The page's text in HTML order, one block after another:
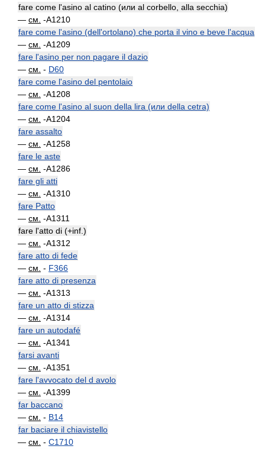
fare come l'asino al catino (или al corbello, alla secchia)
— см. -A1210
fare come l'asino (dell'ortolano) che porta il vino e beve l'acqua
— см. -A1209
fare l'asino per non pagare il dazio
— см. - D60
fare come l'asino del pentolaio
— см. -A1208
fare come l'asino al suon della lira (или della cetra)
— см. -A1204
fare assalto
— см. -A1258
fare le aste
— см. -A1286
fare gli atti
— см. -A1310
fare Patto
— см. -A1311
fare l'atto di (+inf.)
— см. -A1312
fare atto di fede
— см. - F366
fare atto di presenza
— см. -A1313
fare un atto di stizza
— см. -A1314
fare un autodafé
— см. -A1341
farsi avanti
— см. -A1351
fare l'avvocato del d avolo
— см. -A1399
far baccano
— см. - B14
far baciare il chiavistello
— см. - C1710